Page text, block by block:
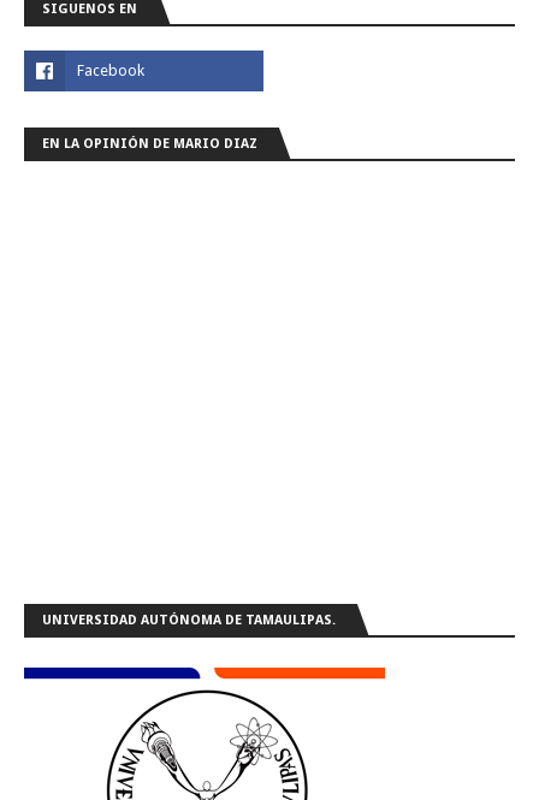
SIGUENOS EN
EN LA OPINIÓN DE MARIO DIAZ
UNIVERSIDAD AUTÓNOMA DE TAMAULIPAS.